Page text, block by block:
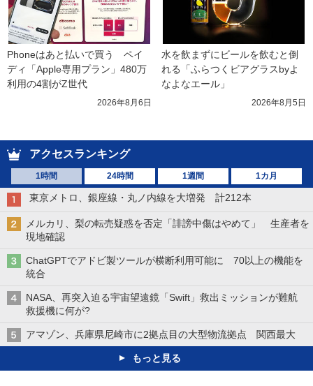
Phoneはあと払いで買う　ペイ
ディ「Apple専用プラン」480万
利用の4割がZ世代
2026年8月6日
水を飲まずにビールを飲むと倒
れる「ふらつくビアグラスbyよ
なよなエール」
2026年8月5日
アクセスランキング
1時間 24時間 1週間 1カ月
東京メトロ、銀座線・丸ノ内線を大増発 計212本
メルカリ、梨の転売疑惑を否定「誹謗中傷はやめて」 生産者を
現地確認
ChatGPTでアドビ製ツールが横断利用可能に 70以上の機能を
統合
NASA、再突入迫る宇宙望遠鏡「Swift」救出ミッションが難航
救援機に何が?
アマゾン、兵庫県尼崎市に2拠点目の大型物流拠点 関西最大
もっと見る